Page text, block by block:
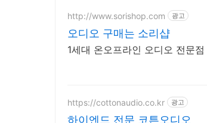
http://www.sorishop.com 광고
오디오 구매는 소리샵
1세대 온오프라인 오디오 전문
https://cottonaudio.co.kr 광고
하이엔드 전문 코튼오디오